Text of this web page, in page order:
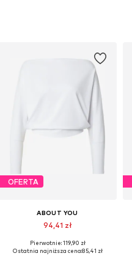
OFERTA
ABOUT YOU
94,41 zł
Pierwotnie: 119,90 zł
Ostatnia najniższa cena:85,41 zł